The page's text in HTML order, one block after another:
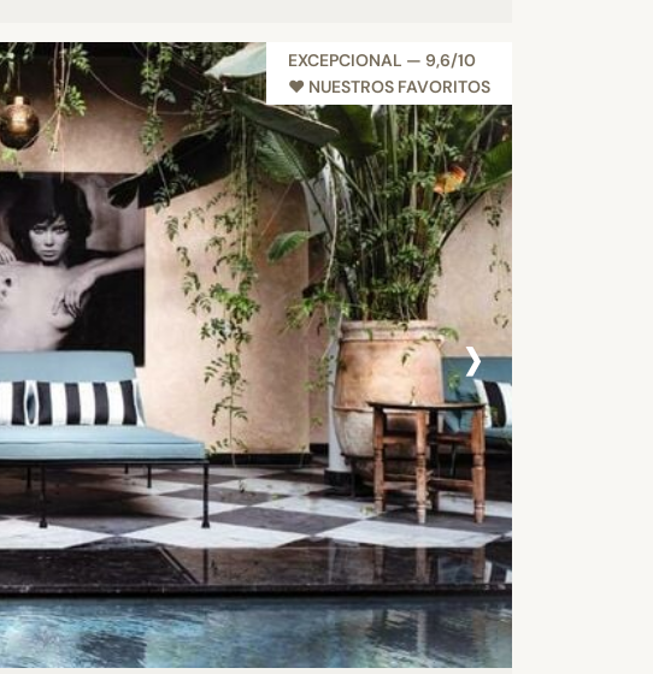
EXCEPCIONAL — 9,6/10
♥︎ NUESTROS FAVORITOS
›